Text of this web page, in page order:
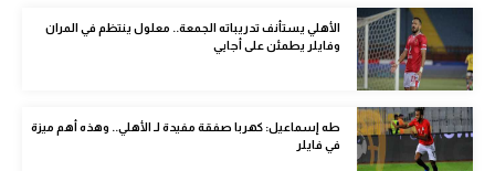
رياضة نسائية
آسيا
أمريكا
ركن الألعاب
الأهلي يستأنف تدريباته الجمعة.. معلول ينتظم في المران
وفايلر يطمئن على أجايي
طه إسماعيل: كهربا صفقة مفيدة لـ الأهلي.. وهذه أهم ميزة
في فايلر